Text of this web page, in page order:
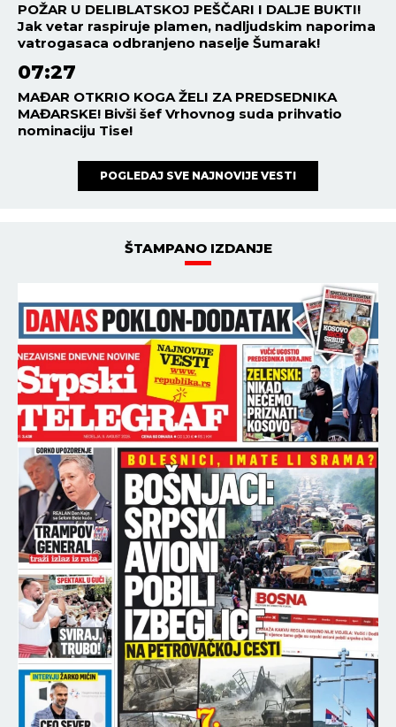
POŽAR U DELIBLATSKOJ PEŠČARI I DALJE BUKTI!
Jak vetar raspiruje plamen, nadljudskim naporima
vatrogasaca odbranjeno naselje Šumarak!
07:27
MAĐAR OTKRIO KOGA ŽELI ZA PREDSEDNIKA
MAĐARSKE! Bivši šef Vrhovnog suda prihvatio
nominaciju Tise!
POGLEDAJ SVE NAJNOVIJE VESTI
ŠTAMPANO IZDANJE